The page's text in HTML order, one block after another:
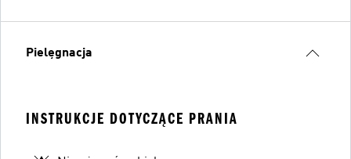
Pielęgnacja
INSTRUKCJE DOTYCZĄCE PRANIA